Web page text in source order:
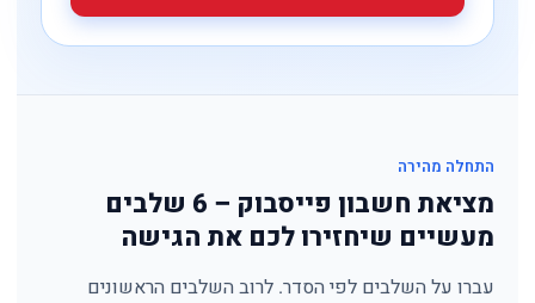
התחלה מהירה
מציאת חשבון פייסבוק – 6 שלבים
מעשיים שיחזירו לכם את הגישה
עברו על השלבים לפי הסדר. לרוב השלבים הראשונים